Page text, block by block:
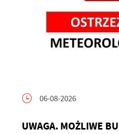
06-08-2026
UWAGA. MOŻLIWE